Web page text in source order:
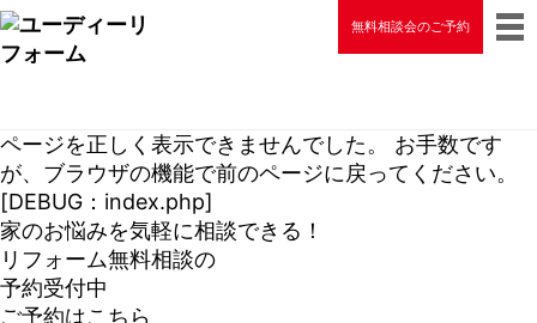
無料相談会のご予約
ページを正しく表示できませんでした。 お手数です
が、ブラウザの機能で前のページに戻ってください。
[DEBUG：index.php]
家のお悩みを気軽に相談できる！
リフォーム無料相談の
予約受付中
ご予約はこちら